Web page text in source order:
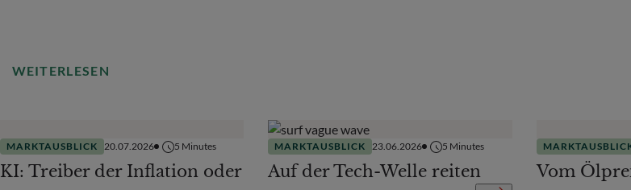
WEITERLESEN
MARKTAUSBLICK 20.07.2026 5 Minutes
KI: Treiber der Inflation oder
MARKTAUSBLICK 23.06.2026 5 Minutes
Auf der Tech-Welle reiten
Vom